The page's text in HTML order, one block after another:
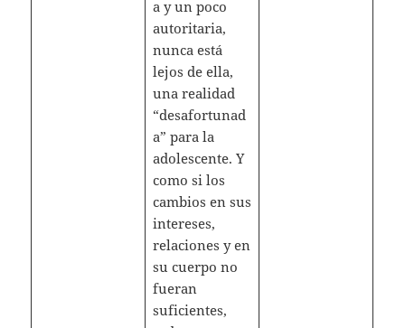
a y un poco
autoritaria,
nunca está
lejos de ella,
una realidad
“desafortunad
a” para la
adolescente. Y
como si los
cambios en sus
intereses,
relaciones y en
su cuerpo no
fueran
suficientes,